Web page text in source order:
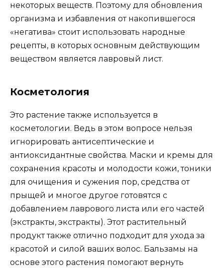
некоторых веществ. Поэтому для обновления
организма и избавления от накопившегося
«негатива» стоит использовать народные
рецепты, в которых основным действующим
веществом является лавровый лист.
Косметология
Это растение также используется в
косметологии. Ведь в этом вопросе нельзя
игнорировать антисептические и
антиоксидантные свойства. Маски и кремы для
сохранения красоты и молодости кожи, тоники
для очищения и сужения пор, средства от
прыщей и многое другое готовятся с
добавлением лаврового листа или его частей
(экстракты, экстракты). Этот растительный
продукт также отлично подходит для ухода за
красотой и силой ваших волос. Бальзамы на
основе этого растения помогают вернуть